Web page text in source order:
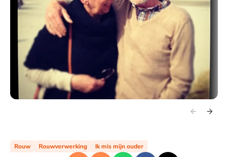
Rouw Rouwverwerking Ik mis mijn ouder